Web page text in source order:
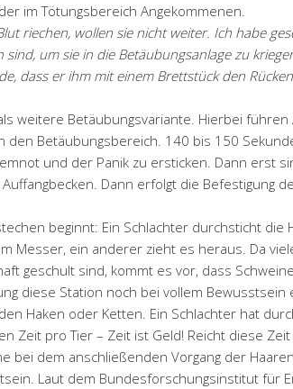
im Tötungsbereich Angekommenen.
riechen, wollen sie nicht weiter. Ich habe
um sie in die Betäubungsanlage zu
dass er ihm mit einem Brettstück den
weitere Betäubungsvariante. Hierbei
Betäubungsbereich. 140 bis 150
und der Panik zu ersticken. Dann erst
Dann erfolgt die Befestigung
beginnt: Ein Schlachter durchsticht die
Messer, ein anderer zieht es heraus. Da
geschult sind, kommt es vor, dass
diese Station noch bei vollem
Haken oder Ketten. Ein Schlachter hat
Zeit pro Tier – Zeit ist Geld! Reicht diese
bei dem anschließenden Vorgang der
Laut dem Bundesforschungsinstitut für